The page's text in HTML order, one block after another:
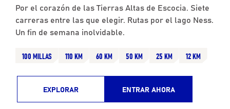
Por el corazón de las Tierras Altas de Escocia. Siete
carreras entre las que elegir. Rutas por el lago Ness.
Un fin de semana inolvidable.
100 MILLAS
110 KM 60 KM 50 KM 25 KM 12 KM
EXPLORAR ENTRAR AHORA